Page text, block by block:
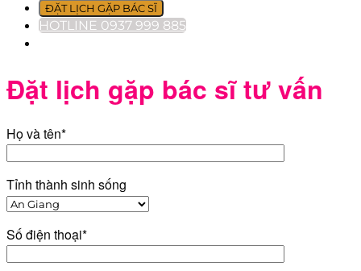
ĐẶT LỊCH GẶP BÁC SĨ
HOTLINE 0937 999 885
Đặt lịch gặp bác sĩ tư vấn
Họ và tên*
Tỉnh thành sinh sống
Số điện thoại*